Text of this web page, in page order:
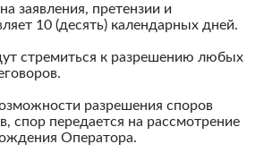
заявления, претензии и
10 (десять) календарных дней.
стремиться к разрешению любых
разрешения споров
спор передается на рассмотрение
Оператора.